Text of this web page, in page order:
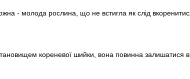
- молода рослина, що не встигла як слід
кореневої шийки, вона повинна залишатися